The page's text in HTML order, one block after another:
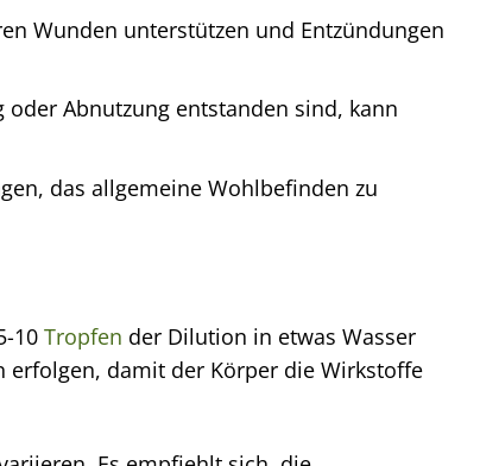
Wunden unterstützen und Entzündungen
Abnutzung entstanden sind, kann
das allgemeine Wohlbefinden zu
10 Tropfen der Dilution in etwas Wasser
damit der Körper die Wirkstoffe